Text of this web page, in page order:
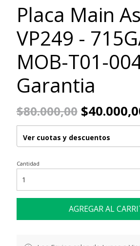
Placa Main
VP249 -
MOB-T01-
Garantia
$80.000,00
Ver cuotas y descuentos
Cantidad
AGREGAR AL